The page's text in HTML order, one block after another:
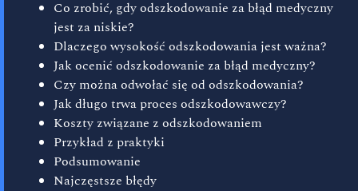
Co zrobić, gdy odszkodowanie za błąd medyczny
jest za niskie?
Dlaczego wysokość odszkodowania jest ważna?
Jak ocenić odszkodowanie za błąd medyczny?
Czy można odwołać się od odszkodowania?
Jak długo trwa proces odszkodowawczy?
Koszty związane z odszkodowaniem
Przykład z praktyki
Podsumowanie
Najczęstsze błędy